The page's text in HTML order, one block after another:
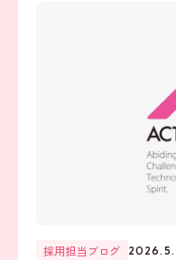
採用担当ブログ